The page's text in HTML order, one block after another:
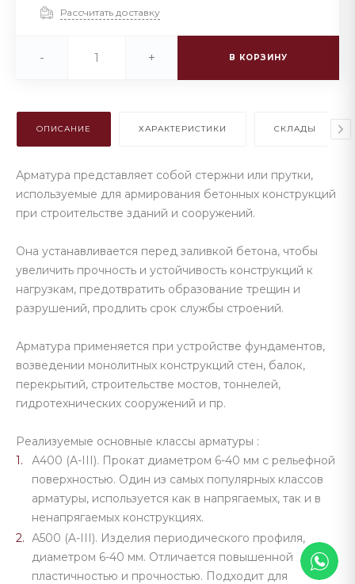
Рассчитать доставку
- + В КОРЗИНУ
ОПИСАНИЕ ХАРАКТЕРИСТИКИ СКЛАДЫ
Арматура представляет собой стержни или прутки,
используемые для армирования бетонных конструкций
при строительстве зданий и сооружений.
Она устанавливается перед заливкой бетона, чтобы
увеличить прочность и устойчивость конструкций к
нагрузкам, предотвратить образование трещин и
разрушений, продлить срок службы строений.
Арматура применяется при устройстве фундаментов,
возведении монолитных конструкций стен, балок,
перекрытий, строительстве мостов, тоннелей,
гидротехнических сооружений и пр.
Реализуемые основные классы арматуры :
А400 (A-III). Прокат диаметром 6-40 мм с рельефной
поверхностью. Один из самых популярных классов
арматуры, используется как в напрягаемых, так и в
ненапрягаемых конструкциях.
А500 (A-III). Изделия периодического профиля,
диаметром 6-40 мм. Отличается повышенной
пластичностью и прочностью. Подходит для